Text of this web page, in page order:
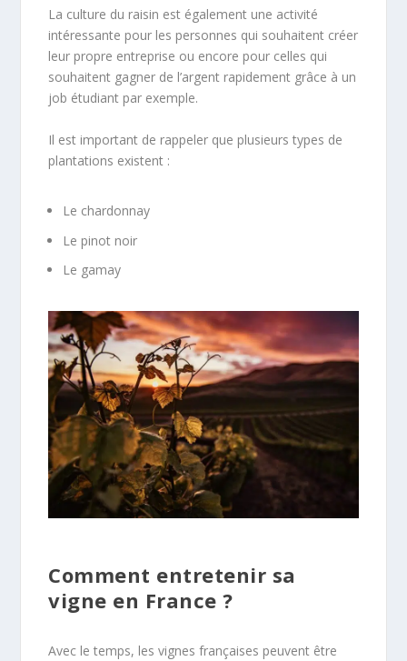
La culture du raisin est également une activité
intéressante pour les personnes qui souhaitent créer
leur propre entreprise ou encore pour celles qui
souhaitent gagner de l’argent rapidement grâce à un
job étudiant par exemple.
Il est important de rappeler que plusieurs types de
plantations existent :
Le chardonnay
Le pinot noir
Le gamay
Comment entretenir sa
vigne en France ?
Avec le temps, les vignes françaises peuvent être